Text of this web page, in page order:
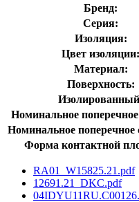
Бренд:
Серия:
Изоляция:
Цвет изоляции:
Материал:
Поверхность:
Номинальное поперечное
Номинальное поперечное
Форма контактной
RA01_W15825.21.pdf
12691.21_DKC.pdf